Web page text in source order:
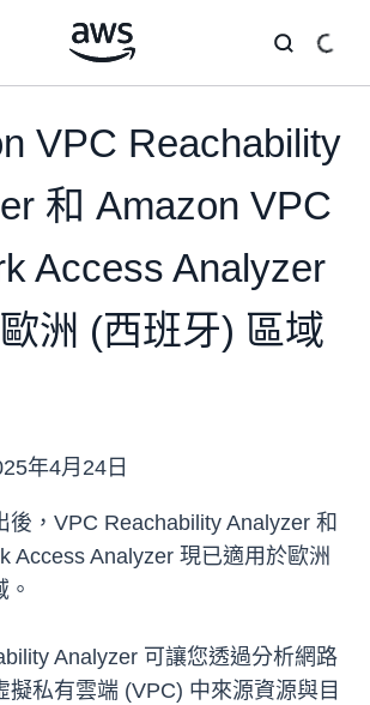
VPC Reachability
和 Amazon VPC
Access Analyzer
洲 (西班牙) 區域
年4月24日
後，VPC Reachability Analyzer 和
Access Analyzer 現已適用於歐洲
Analyzer 可讓您透過分析網路
擬私有雲端 (VPC) 中來源資源與目